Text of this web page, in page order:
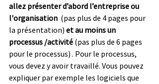
allez présenter d’abord l’entreprise ou
l'organisation (pas plus de 4 pages pour
la présentation) et au moins un
processus /activité (pas plus de 6 pages
pour le processus) . Pour le processus,
vous devez y avoir travaillé. Vous pouvez
expliquer par exemple les logiciels que